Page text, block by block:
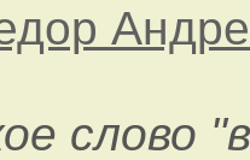
слово